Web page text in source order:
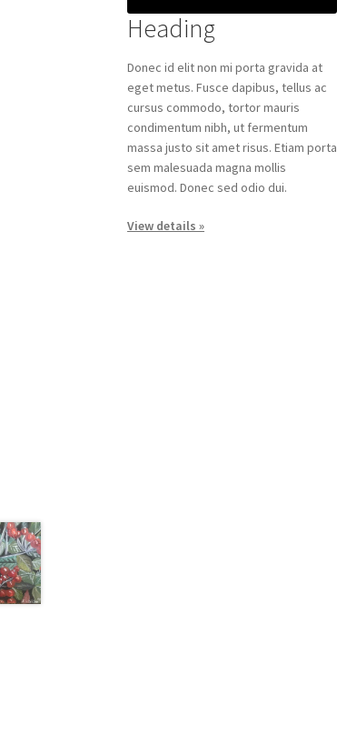
Heading
Donec id elit non mi porta gravida at
eget metus. Fusce dapibus, tellus ac
cursus commodo, tortor mauris
condimentum nibh, ut fermentum
massa justo sit amet risus. Etiam porta
sem malesuada magna mollis
euismod. Donec sed odio dui.
View details »